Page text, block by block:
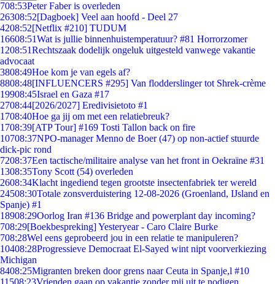
708:53Peter Faber is overleden
26308:52[Dagboek] Veel aan hoofd - Deel 27
4208:52[Netflix #210] TUDUM
16608:51Wat is jullie binnenhuistemperatuur? #81 Horrorzomer
1208:51Rechtszaak dodelijk ongeluk uitgesteld vanwege vakantie
advocaat
3808:49Hoe kom je van egels af?
8808:48[INFLUENCERS #295] Van flodderslinger tot Shrek-crème
19908:45Israel en Gaza #17
2708:44[2026/2027] Eredivisietoto #1
1708:40Hoe ga jij om met een relatiebreuk?
1708:39[ATP Tour] #169 Tosti Tallon back on fire
10708:37NPO-manager Menno de Boer (47) op non-actief stuurde
dick-pic rond
7208:37Een tactische/militaire analyse van het front in Oekraïne #31
1308:35Tony Scott (54) overleden
2608:34Klacht ingediend tegen grootste insectenfabriek ter wereld
24508:30Totale zonsverduistering 12-08-2026 (Groenland, IJsland en
Spanje) #1
18908:29Oorlog Iran #136 Bridge and powerplant day incoming?
708:29[Boekbespreking] Yesteryear - Caro Claire Burke
708:28Wel eens geprobeerd jou in een relatie te manipuleren?
10408:28Progressieve Democraat El-Sayed wint nipt voorverkiezing
Michigan
8408:25Migranten breken door grens naar Ceuta in Spanje,l #10
11508:23Vrienden gaan op vakantie zonder mij uit te nodigen